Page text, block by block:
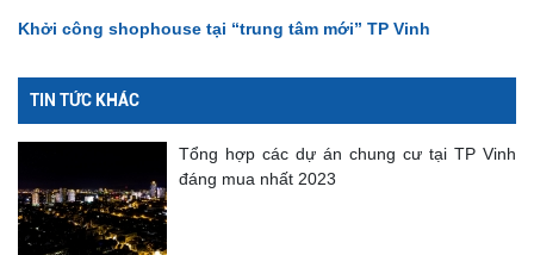
Khởi công shophouse tại “trung tâm mới” TP Vinh
TIN TỨC KHÁC
Tổng hợp các dự án chung cư tại TP Vinh
đáng mua nhất 2023